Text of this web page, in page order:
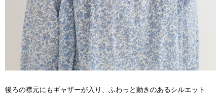
後ろの襟元にもギャザーが入り、ふわっと動きのあるシルエット